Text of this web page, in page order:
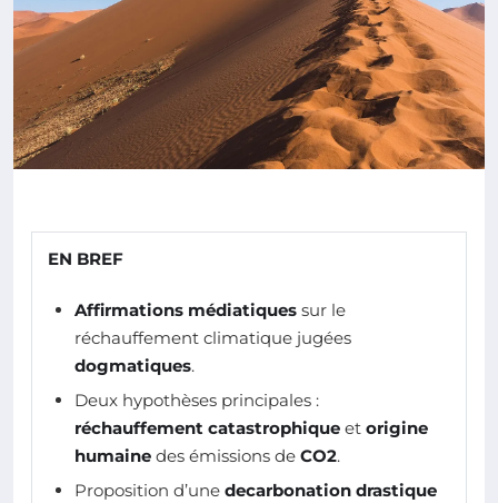
EN BREF
Affirmations médiatiques sur le
réchauffement climatique jugées
dogmatiques.
Deux hypothèses principales :
réchauffement catastrophique et origine
humaine des émissions de CO2.
Proposition d’une decarbonation drastique